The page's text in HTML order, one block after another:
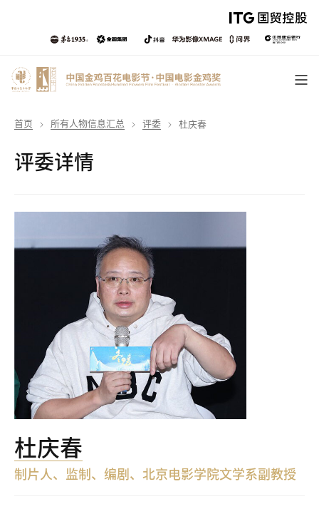
首页 所有人物信息汇总 评委 杜庆春
评委详情
杜庆春
制片人、监制、编剧、北京电影学院文学系副教授